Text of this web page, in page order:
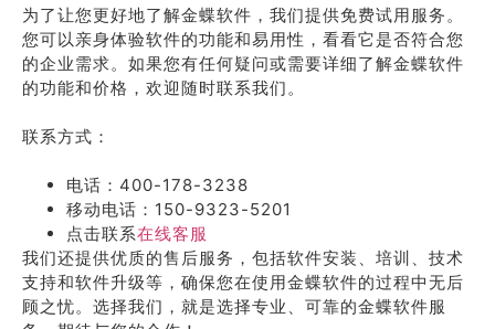
为了让您更好地了解金蝶软件，我们提供免费试用服务。
您可以亲身体验软件的功能和易用性，看看它是否符合您
的企业需求。如果您有任何疑问或需要详细了解金蝶软件
的功能和价格，欢迎随时联系我们。
联系方式：
电话：400-178-3238
移动电话：150-9323-5201
点击联系在线客服
我们还提供优质的售后服务，包括软件安装、培训、技术
支持和软件升级等，确保您在使用金蝶软件的过程中无后
顾之忧。选择我们，就是选择专业、可靠的金蝶软件服